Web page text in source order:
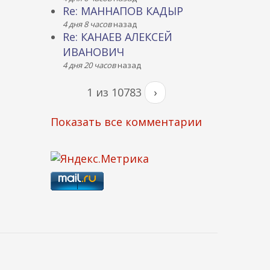
Re: МАННАПОВ КАДЫР
4 дня 8 часовназад
Re: КАНАЕВ АЛЕКСЕЙ
ИВАНОВИЧ
4 дня 20 часовназад
1 из 10783 ›
Показать все комментарии